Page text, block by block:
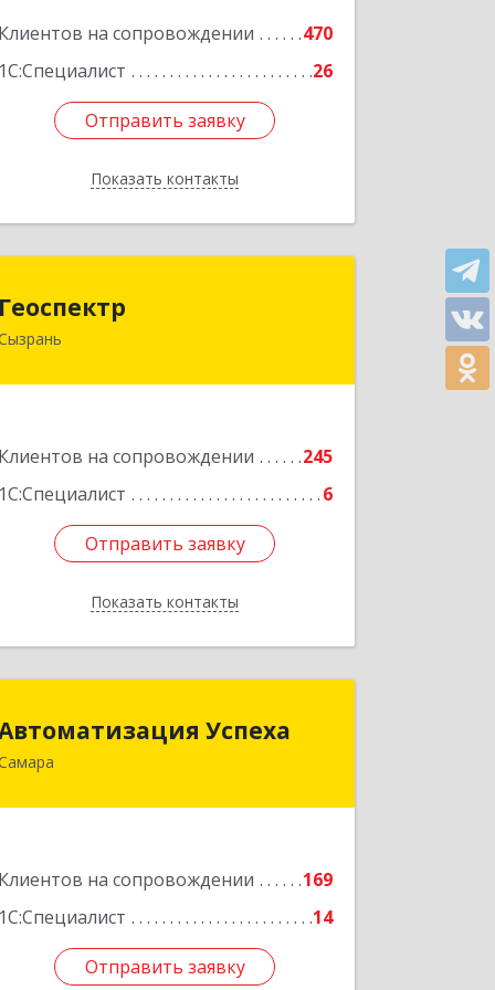
Клиентов на сопровождении
470
1С:Специалист
26
Отправить заявку
Показать контакты
Отправить заявку
Назад
Геоспектр
Клиентов на сопровождении
245
1С:Специалист
6
Отправить заявку
Показать контакты
446001, Самарская обл, Сызрань г,
Отправить заявку
Назад
Успеха
Клиентов на сопровождении
169
1С:Специалист
14
Отправить заявку
443011, Самарская обл, Самара г, 22
Отправить заявку